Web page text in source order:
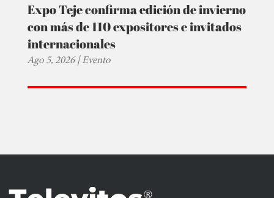
Expo Teje confirma edición de invierno
con más de 110 expositores e invitados
internacionales
Ago 5, 2026|Evento